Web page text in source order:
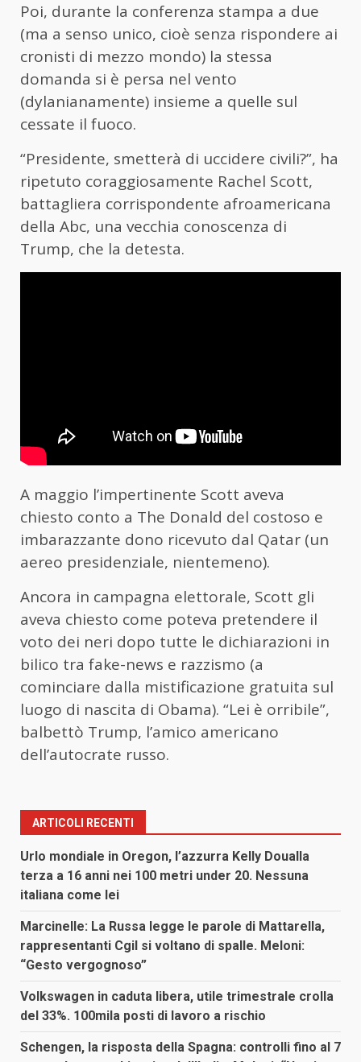
Poi, durante la conferenza stampa a due
(ma a senso unico, cioè senza rispondere ai
cronisti di mezzo mondo) la stessa
domanda si è persa nel vento
(dylanianamente) insieme a quelle sul
cessate il fuoco.
“Presidente, smetterà di uccidere civili?”, ha
ripetuto coraggiosamente Rachel Scott,
battagliera corrispondente afroamericana
della Abc, una vecchia conoscenza di
Trump, che la detesta.
A maggio l’impertinente Scott aveva
chiesto conto a The Donald del costoso e
imbarazzante dono ricevuto dal Qatar (un
aereo presidenziale, nientemeno).
Ancora in campagna elettorale, Scott gli
aveva chiesto come poteva pretendere il
voto dei neri dopo tutte le dichiarazioni in
bilico tra fake-news e razzismo (a
cominciare dalla mistificazione gratuita sul
luogo di nascita di Obama). “Lei è orribile”,
balbettò Trump, l’amico americano
dell’autocrate russo.
ARTICOLI RECENTI
Urlo mondiale in Oregon, l’azzurra Kelly Doualla
terza a 16 anni nei 100 metri under 20. Nessuna
italiana come lei
Marcinelle: La Russa legge le parole di Mattarella,
rappresentanti Cgil si voltano di spalle. Meloni:
“Gesto vergognoso”
Volkswagen in caduta libera, utile trimestrale crolla
del 33%. 100mila posti di lavoro a rischio
Schengen, la risposta della Spagna: controlli fino al 7